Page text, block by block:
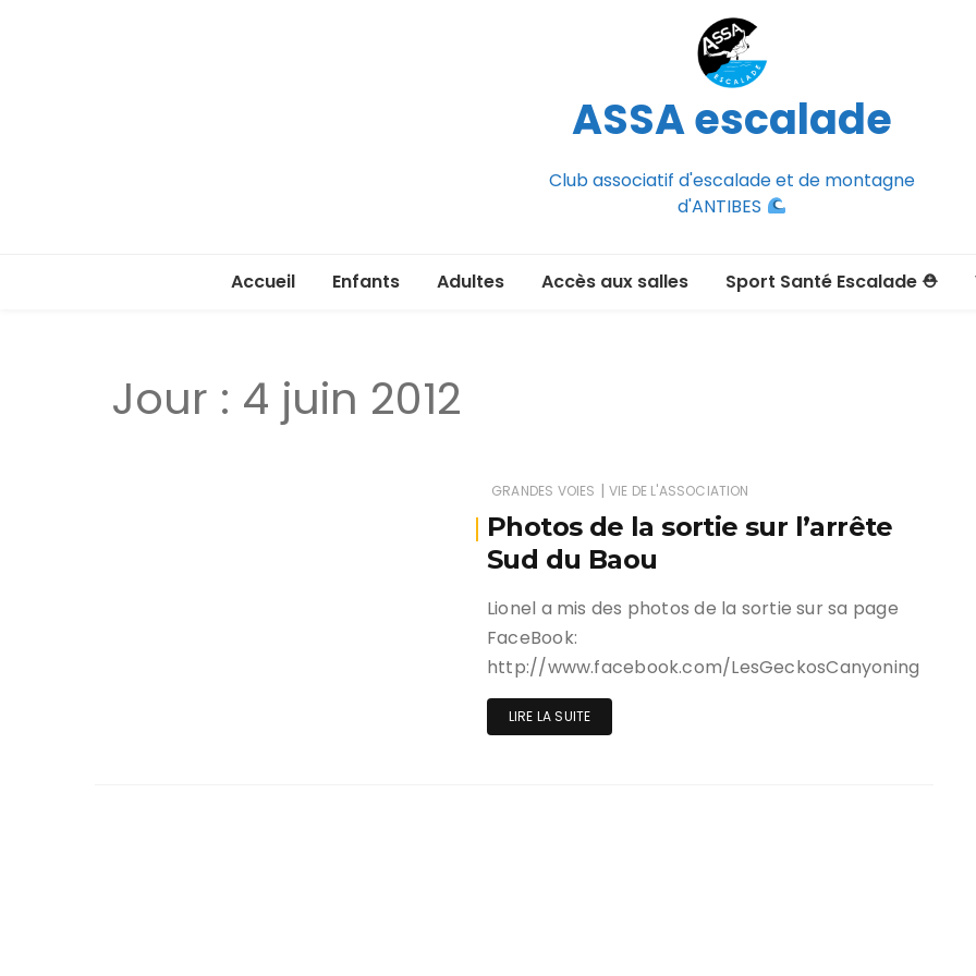
ASSA escalade
Club associatif d'escalade et de montagne
d'ANTIBES
Accueil Enfants
Stage été 2026
Adultes
ASSA Section Montagne
(licence FFCAM)
passeport
Devenir responsable de
séance
Créer une événement non
officiel sur Spond
Tutoriel SPOND Adulte
Charte du grimpeur ASSA
Accès aux salles Sport Santé Escalade ⛑
Jour : 4 juin 2012
GRANDES VOIES | VIE DE L'ASSOCIATION
Photos de la sortie sur l’arrête
Sud du Baou
Lionel a mis des photos de la sortie sur sa page
FaceBook:
http://www.facebook.com/LesGeckosCanyoning
LIRE LA SUITE